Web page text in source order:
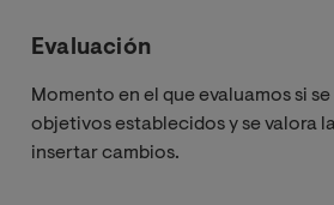
Evaluación
Momento en el que evaluamos si
objetivos establecidos y se valora
insertar cambios.